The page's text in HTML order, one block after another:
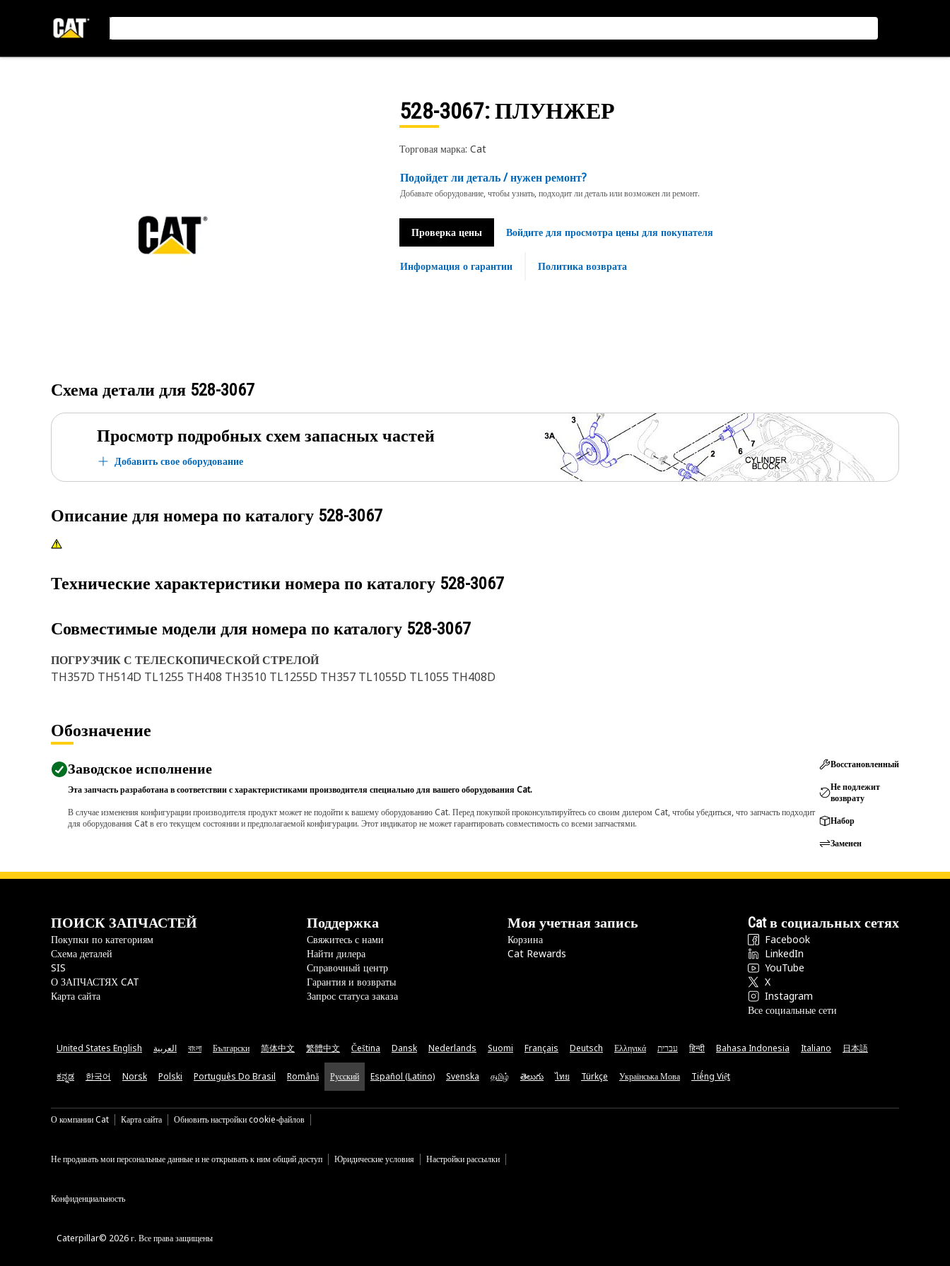
528-3067: ПЛУНЖЕР
Торговая марка: Cat
Подойдет ли деталь / нужен ремонт?
Добавьте оборудование, чтобы узнать, подходит ли деталь или возможен ли ремонт.
Проверка цены Войдите для просмотра цены для покупателя
Информация о гарантии Политика возврата
Схема детали для 528-3067
Просмотр подробных схем запасных частей
Добавить свое оборудование
Описание для номера по каталогу 528-3067
Технические характеристики номера по каталогу 528-3067
Совместимые модели для номера по каталогу 528-3067
ПОГРУЗЧИК С ТЕЛЕСКОПИЧЕСКОЙ СТРЕЛОЙ
TH357D TH514D TL1255 TH408 TH3510 TL1255D TH357 TL1055D TL1055 TH408D
Обозначение
Заводское исполнение
Эта запчасть разработана в соответствии с характеристиками производителя специально для вашего оборудования Cat.
В случае изменения конфигурации производителя продукт может не подойти к вашему оборудованию Cat. Перед покупкой проконсультируйтесь со своим дилером Cat, чтобы убедиться, что запчасть подходит
для оборудования Cat в его текущем состоянии и предполагаемой конфигурации. Этот индикатор не может гарантировать совместимость со всеми запчастями.
Восстановленный
Не подлежит
возврату
Набор
Заменен
ПОИСК ЗАПЧАСТЕЙ
Покупки по категориям
Схема деталей
SIS
О ЗАПЧАСТЯХ CAT
Карта сайта
Поддержка
Свяжитесь с нами
Найти дилера
Справочный центр
Гарантия и возвраты
Запрос статуса заказа
Моя учетная запись
Корзина
Cat Rewards
Cat в социальных сетях
Facebook
LinkedIn
YouTube
X
Instagram
Все социальные сети
United States English العربية বাংলা Български 简体中文 繁體中文 Čeština Dansk Nederlands Suomi Français Deutsch Ελληνικά עברית हिन्दी Bahasa Indonesia Italiano 日本語
ಕನ್ನಡ 한국어 Norsk Polski Português Do Brasil Română Русский Español (Latino) Svenska தமிழ் తెలుగు ไทย Türkçe Українська Мова Tiếng Việt
О компании Cat Карта сайта Обновить настройки cookie-файлов
Не продавать мои персональные данные и не открывать к ним общий доступ Юридические условия Настройки рассылки
Конфиденциальность
Caterpillar© 2026 г. Все права защищены